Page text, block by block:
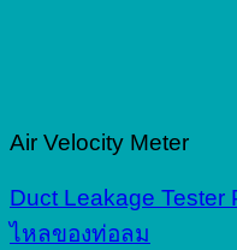
Air Velocity Meter
Duct Leakage Tester
ไหลของท่อลม